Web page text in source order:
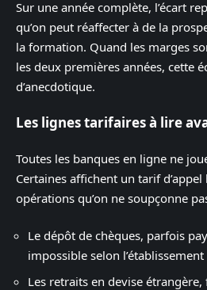
Sur une année complète, l’écart
qu’on peut réaffecter à de la
la formation. Quand les marges
les deux premières années, cette
d’anecdotique.
Les lignes tarifaires à lire
Toutes les banques en ligne ne
Certaines affichent un tarif
opérations qu’on ne soupçonne
Le dépôt de chèques, parfois
impossible selon l’établissement
Les retraits en devise étrangère,